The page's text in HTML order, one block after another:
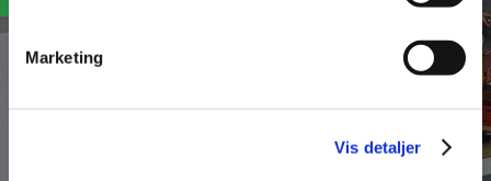
Marketing
Vis detaljer
Elever tager deres